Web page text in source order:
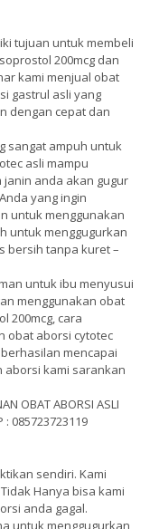
tujuan untuk membeli
200mcg dan
kami menjual obat
gastrul asli yang
dengan cepat dan
sangat ampuh untuk
asli mampu
janin anda akan gugur
yang ingin
untuk menggunakan
untuk menggugurkan
bersih tanpa kuret –
untuk ibu menyusui
menggunakan obat
200mcg, cara
obat aborsi cytotec
mencapai
aborsi kami sarankan
OBAT ABORSI ASLI
: 085723723119
sendiri. Kami
Hanya bisa kami
anda gagal.
untuk menggugurkan